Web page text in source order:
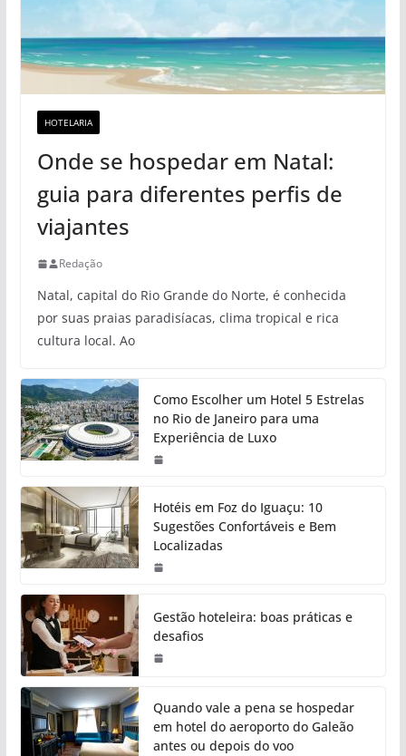
HOTELARIA
Onde se hospedar em Natal:
guia para diferentes perfis de
viajantes
Redação
Natal, capital do Rio Grande do Norte, é conhecida
por suas praias paradisíacas, clima tropical e rica
cultura local. Ao
Como Escolher um Hotel 5 Estrelas
no Rio de Janeiro para uma
Experiência de Luxo
Hotéis em Foz do Iguaçu: 10
Sugestões Confortáveis e Bem
Localizadas
Gestão hoteleira: boas práticas e
desafios
Quando vale a pena se hospedar
em hotel do aeroporto do Galeão
antes ou depois do voo